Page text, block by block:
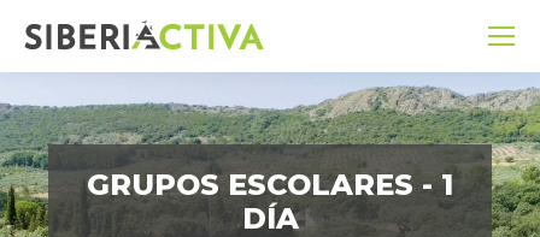
GRUPOS ESCOLARES - 1
DÍA